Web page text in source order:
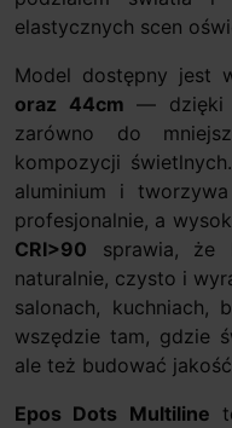
elastycznych scen
Model dostępny jest
oraz 44cm — dzięki
zarówno do
kompozycji
aluminium i
profesjonalnie, a
CRI>90 sprawia, że
naturalnie, czysto i
salonach, kuchniach,
wszędzie tam, gdzie
ale też budować
Epos Dots Multiline